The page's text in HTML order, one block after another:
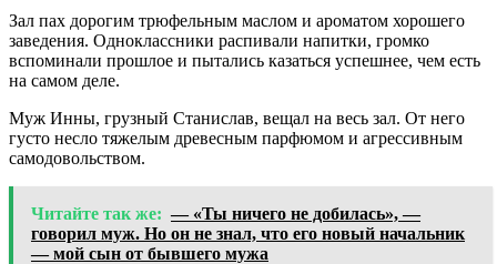
Зал пах дорогим трюфельным маслом и ароматом хорошего
заведения. Одноклассники распивали напитки, громко
вспоминали прошлое и пытались казаться успешнее, чем есть
на самом деле.
Муж Инны, грузный Станислав, вещал на весь зал. От него
густо несло тяжелым древесным парфюмом и агрессивным
самодовольством.
Читайте так же: — «Ты ничего не добилась», —
говорил муж. Но он не знал, что его новый начальник
— мой сын от бывшего мужа